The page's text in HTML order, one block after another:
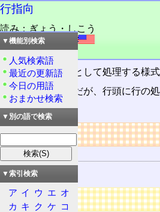
行指向
読み：ぎょう・しこう
外語：linewise
品詞：名詞
一行ごとを単位として処理する様
その実装は様々だが、行頭に行の
ある。
リンク
関連する用語
PYX
広告
▼機能別検索
人気検索語
最近の更新語
今日の用語
おまかせ検索
▼別の語で検索
▼索引検索
ア イ ウ エ オ
カ キ ク ケ コ